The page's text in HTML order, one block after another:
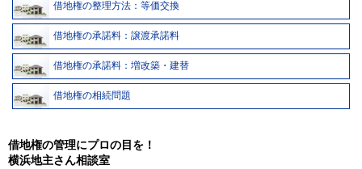
借地権の整理方法：等価交換
借地権の承諾料：譲渡承諾料
借地権の承諾料：増改築・建替
借地権の相続問題
借地権の管理にプロの目を！
横浜地主さん相談室